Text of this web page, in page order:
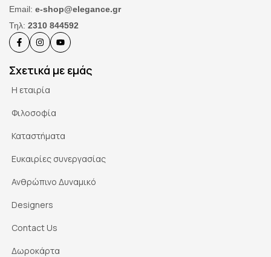
Email: e-shop@elegance.gr
Τηλ: 2310 844592
Σχετικά με εμάς
Η εταιρία
Φιλοσοφία
Καταστήματα
Ευκαιρίες συνεργασίας
Ανθρώπινο Δυναμικό
Designers
Contact Us
Δωροκάρτα